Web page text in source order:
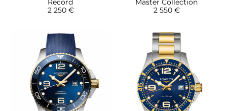
Record
2 250 €
Master Collection
2 550 €